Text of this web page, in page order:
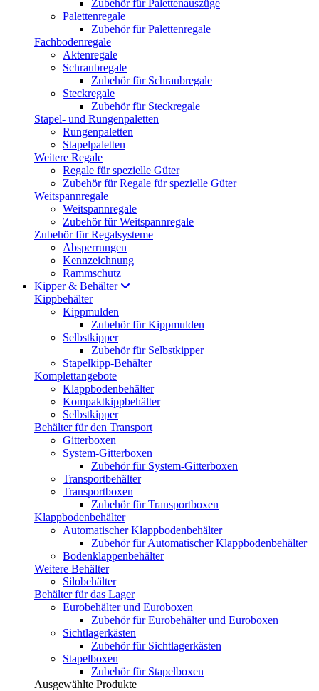
Zubehör für Palettenauszüge
Palettenregale
Zubehör für Palettenregale
Fachbodenregale
Aktenregale
Schraubregale
Zubehör für Schraubregale
Steckregale
Zubehör für Steckregale
Stapel- und Rungenpaletten
Rungenpaletten
Stapelpaletten
Weitere Regale
Regale für spezielle Güter
Zubehör für Regale für spezielle Güter
Weitspannregale
Weitspannregale
Zubehör für Weitspannregale
Zubehör für Regalsysteme
Absperrungen
Kennzeichnung
Rammschutz
Kipper & Behälter
Kippbehälter
Kippmulden
Zubehör für Kippmulden
Selbstkipper
Zubehör für Selbstkipper
Stapelkipp-Behälter
Komplettangebote
Klappbodenbehälter
Kompaktkippbehälter
Selbstkipper
Behälter für den Transport
Gitterboxen
System-Gitterboxen
Zubehör für System-Gitterboxen
Transportbehälter
Transportboxen
Zubehör für Transportboxen
Klappbodenbehälter
Automatischer Klappbodenbehälter
Zubehör für Automatischer Klappbodenbehälter
Bodenklappenbehälter
Weitere Behälter
Silobehälter
Behälter für das Lager
Eurobehälter und Euroboxen
Zubehör für Eurobehälter und Euroboxen
Sichtlagerkästen
Zubehör für Sichtlagerkästen
Stapelboxen
Zubehör für Stapelboxen
Ausgewählte Produkte